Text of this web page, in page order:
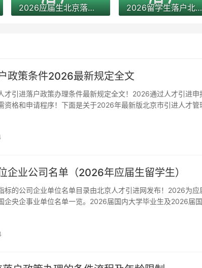
2026应届生北京落户政策办理的条件流程及年龄限制 2026留学生落户北京最新政策规定办理条件和材料及流程
政策条件2026最新规定全文
资格和申请程序！下面是关于2026年最新版北京市引进人才管
企业公司名单（2026年应届生留学生）
企央企事业单位名单一览。2026届国内大学毕业生及2026届